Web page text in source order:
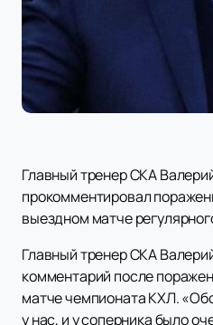
Главный тренер СКА
прокомментировал
выездном матче
Главный тренер СКА
комментарий после
матче чемпионата КХЛ.
у нас, и у соперника было